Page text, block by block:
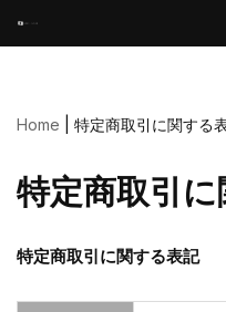
へ
キ
ッ
プ
Home 特定商取引に関する
特定商取引
特定商取引に関する表記